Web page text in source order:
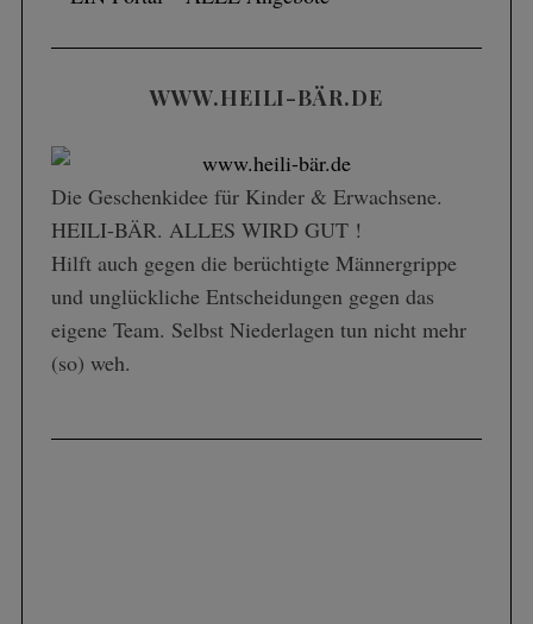
WWW.HEILI-BÄR.DE
Die Geschenk­idee für Kinder & Erwachsene.
HEILI-BÄR. ALLES WIRD GUT !
Hilft auch gegen die berüchtigte Männergrippe
und unglückliche Entscheidungen gegen das
eigene Team. Selbst Niederlagen tun nicht mehr
(so) weh.